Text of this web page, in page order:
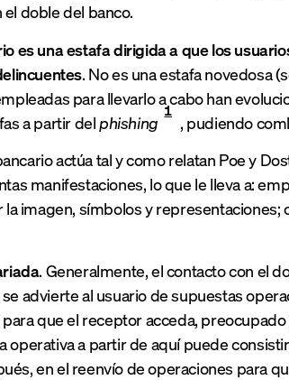
doble del banco.
es una estafa dirigida a que los
. No es una estafa novedosa
para llevarlo a cabo han
a partir delphishing
1
, pudiendo
actúa tal y como relatan Poe y
manifestaciones, lo que le lleva a:
la imagen, símbolos y
. Generalmente, el contacto con el
advierte al usuario de supuestas
que el receptor acceda,
operativa a partir de aquí puede
en el reenvío de operaciones para